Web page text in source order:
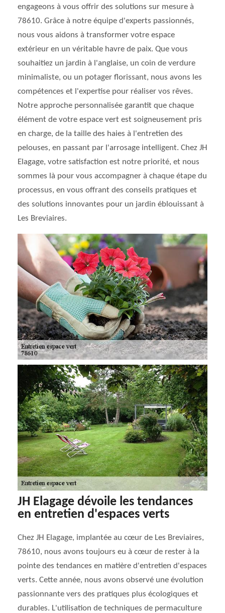
engageons à vous offrir des solutions sur mesure à
78610. Grâce à notre équipe d'experts passionnés,
nous vous aidons à transformer votre espace
extérieur en un véritable havre de paix. Que vous
souhaitiez un jardin à l'anglaise, un coin de verdure
minimaliste, ou un potager florissant, nous avons les
compétences et l'expertise pour réaliser vos rêves.
Notre approche personnalisée garantit que chaque
élément de votre espace vert est soigneusement pris
en charge, de la taille des haies à l'entretien des
pelouses, en passant par l'arrosage intelligent. Chez JH
Elagage, votre satisfaction est notre priorité, et nous
sommes là pour vous accompagner à chaque étape du
processus, en vous offrant des conseils pratiques et
des solutions innovantes pour un jardin éblouissant à
Les Breviaires.
JH Elagage dévoile les tendances
en entretien d'espaces verts
Chez JH Elagage, implantée au cœur de Les Breviaires,
78610, nous avons toujours eu à cœur de rester à la
pointe des tendances en matière d'entretien d'espaces
verts. Cette année, nous avons observé une évolution
passionnante vers des pratiques plus écologiques et
durables. L'utilisation de techniques de permaculture